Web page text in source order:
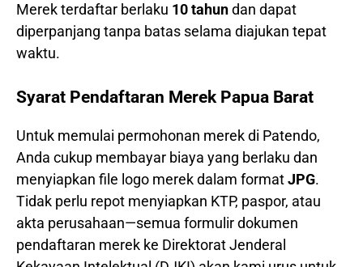
Merek terdaftar berlaku 10 tahundan dapat
diperpanjang tanpa batas selama diajukan tepat
waktu.
Syarat Pendaftaran Merek Papua Barat
Untuk memulai permohonan merek di Patendo,
Anda cukup membayar biaya yang berlaku dan
menyiapkan file logo merek dalam formatJPG.
Tidak perlu repot menyiapkan KTP, paspor, atau
akta perusahaan—semua formulir dokumen
pendaftaran merek ke Direktorat Jenderal